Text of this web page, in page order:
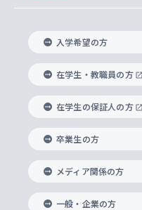
経済学部
外国語学部
総合グローバル学
国際教養学部
キリスト教人間
身体知
思考と表現
データサイエンス
言語教育研究セ
上智大学のグロー
グローバル教育
上智大学で学ぶ
海外で学ぶ
学びのサポート
大学院
神学研究科
助産学専攻科
生涯学習
国際言語情報研
グローバル・コ
比較文化研究所
ヨーロッパ研究
知的財産
研究支援制度
重点領域研究・
研究活動に関する
課外教育プログ
ボランティア活
グローバルな学
学生の相談窓口
心身の健康相談
ハラスメント防
障がいのある学
キャリア形成サポ
キャリア形成支
住まいのサポート
入れの方針）
科目等履修生
研究生・外国人特
交換留学生(海外
ノンディグリー生
理事長・学長メッ
学長・副学長紹
上智大学の精神
上智大学の理念
上智大学の沿革
ソフィア・アー
グローバルエンゲ
上智大学を訪れ
上智大学公式ソ
学校法人上智学
入学希望の方
在学生・教職員の方
在学生の保証人の方
卒業生の方
メディア関係の方
一般・企業の方